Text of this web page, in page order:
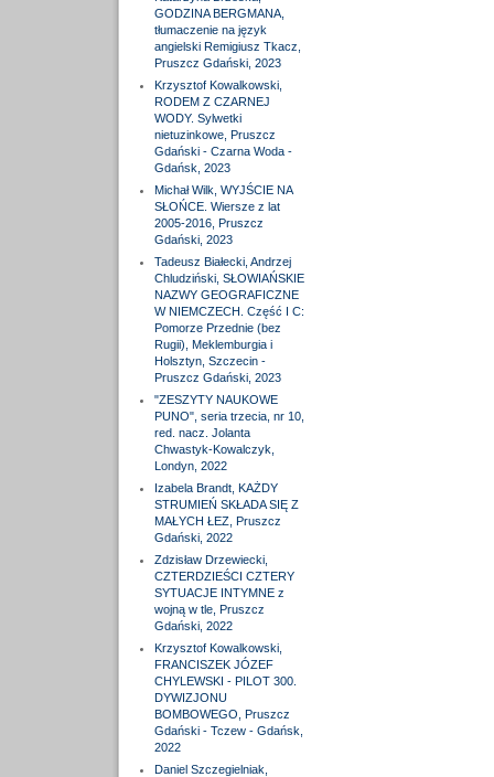
GODZINA BERGMANA,
tłumaczenie na język
angielski Remigiusz Tkacz,
Pruszcz Gdański, 2023
Krzysztof Kowalkowski,
RODEM Z CZARNEJ
WODY. Sylwetki
nietuzinkowe, Pruszcz
Gdański - Czarna Woda -
Gdańsk, 2023
Michał Wilk, WYJŚCIE NA
SŁOŃCE. Wiersze z lat
2005-2016, Pruszcz
Gdański, 2023
Tadeusz Białecki, Andrzej
Chludziński, SŁOWIAŃSKIE
NAZWY GEOGRAFICZNE
W NIEMCZECH. Część I C:
Pomorze Przednie (bez
Rugii), Meklemburgia i
Holsztyn, Szczecin -
Pruszcz Gdański, 2023
"ZESZYTY NAUKOWE
PUNO", seria trzecia, nr 10,
red. nacz. Jolanta
Chwastyk-Kowalczyk,
Londyn, 2022
Izabela Brandt, KAŻDY
STRUMIEŃ SKŁADA SIĘ Z
MAŁYCH ŁEZ, Pruszcz
Gdański, 2022
Zdzisław Drzewiecki,
CZTERDZIEŚCI CZTERY
SYTUACJE INTYMNE z
wojną w tle, Pruszcz
Gdański, 2022
Krzysztof Kowalkowski,
FRANCISZEK JÓZEF
CHYLEWSKI - PILOT 300.
DYWIZJONU
BOMBOWEGO, Pruszcz
Gdański - Tczew - Gdańsk,
2022
Daniel Szczegielniak,